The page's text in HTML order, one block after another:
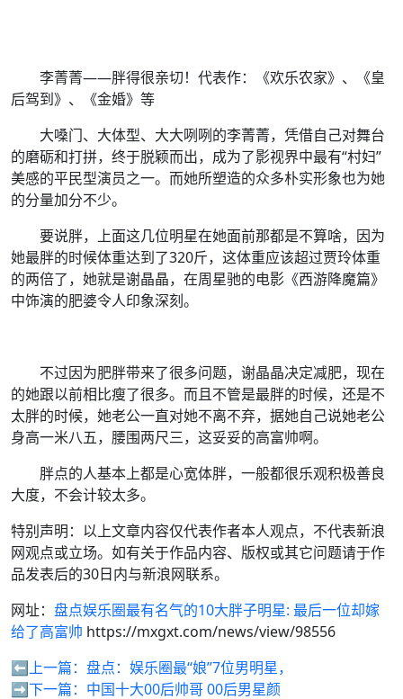
李菁菁——胖得很亲切！代表作：《欢乐农家》、《皇
后驾到》、《金婚》等
大嗓门、大体型、大大咧咧的李菁菁，凭借自己对舞台
的磨砺和打拼，终于脱颖而出，成为了影视界中最有“村妇”
美感的平民型演员之一。而她所塑造的众多朴实形象也为她
的分量加分不少。
要说胖，上面这几位明星在她面前那都是不算啥，因为
她最胖的时候体重达到了320斤，这体重应该超过贾玲体重
的两倍了，她就是谢晶晶，在周星驰的电影《西游降魔篇》
中饰演的肥婆令人印象深刻。
不过因为肥胖带来了很多问题，谢晶晶决定减肥，现在
的她跟以前相比瘦了很多。而且不管是最胖的时候，还是不
太胖的时候，她老公一直对她不离不弃，据她自己说她老公
身高一米八五，腰围两尺三，这妥妥的高富帅啊。
胖点的人基本上都是心宽体胖，一般都很乐观积极善良
大度，不会计较太多。
特别声明：以上文章内容仅代表作者本人观点，不代表新浪
网观点或立场。如有关于作品内容、版权或其它问题请于作
品发表后的30日内与新浪网联系。
网址： 盘点娱乐圈最有名气的10大胖子明星: 最后一位却嫁
给了高富帅 https://mxgxt.com/news/view/98556
⬅️上一篇： 盘点：娱乐圈最“娘”7位男明星，
➡️下一篇： 中国十大00后帅哥 00后男星颜